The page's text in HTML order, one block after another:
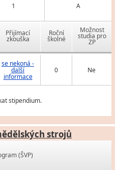
1 A
Přijímací
zkouška
Roční
školné
Možnost
studia pro
ZP
se nekoná -
další
informace
0 Ne
stipendium.
strojů
(ŠVP)